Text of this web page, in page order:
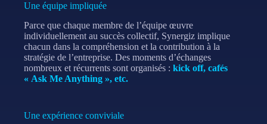
Une équipe impliquée
Parce que chaque membre de l’équipe œuvre
individuellement au succès collectif, Synergiz implique
chacun dans la compréhension et la contribution à la
stratégie de l’entreprise. Des moments d’échanges
nombreux et récurrents sont organisés : kick off, cafés
« Ask Me Anything », etc.
Une expérience conviviale